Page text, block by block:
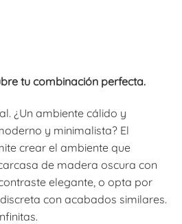
tu combinación perfecta.
¿Un ambiente cálido y
y minimalista? El
crear el ambiente que
de madera oscura con
elegante, o opta por
con acabados similares.